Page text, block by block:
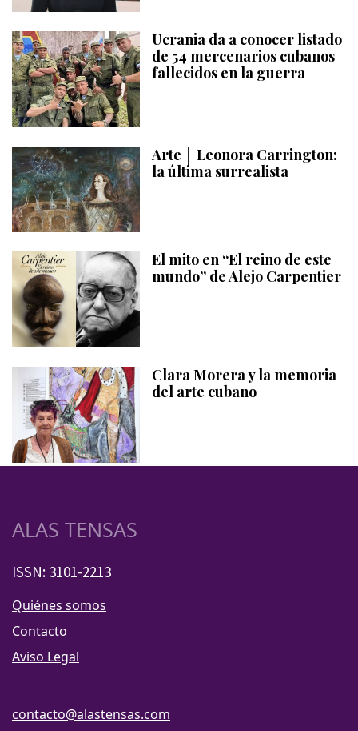
Ucrania da a conocer listado
de 54 mercenarios cubanos
fallecidos en la guerra
Arte │ Leonora Carrington:
la última surrealista
El mito en “El reino de este
mundo” de Alejo Carpentier
Clara Morera y la memoria
del arte cubano
ALAS TENSAS
ISSN: 3101-2213
Quiénes somos
Contacto
Aviso Legal
contacto@alastensas.com